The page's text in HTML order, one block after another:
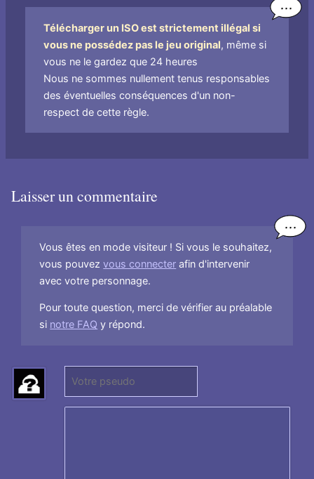
Télécharger un ISO est strictement illégal si
vous ne possédez pas le jeu original, même si
vous ne le gardez que 24 heures
Nous ne sommes nullement tenus responsables
des éventuelles conséquences d'un non-
respect de cette règle.
Laisser un commentaire
Vous êtes en mode visiteur ! Si vous le souhaitez,
vous pouvezvous connecter afin d'intervenir
avec votre personnage.
Pour toute question, merci de vérifier au préalable
si notre FAQ y répond.